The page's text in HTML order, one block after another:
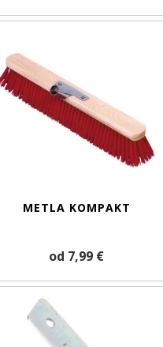
METLA KOMPAKT
od 7,99 €